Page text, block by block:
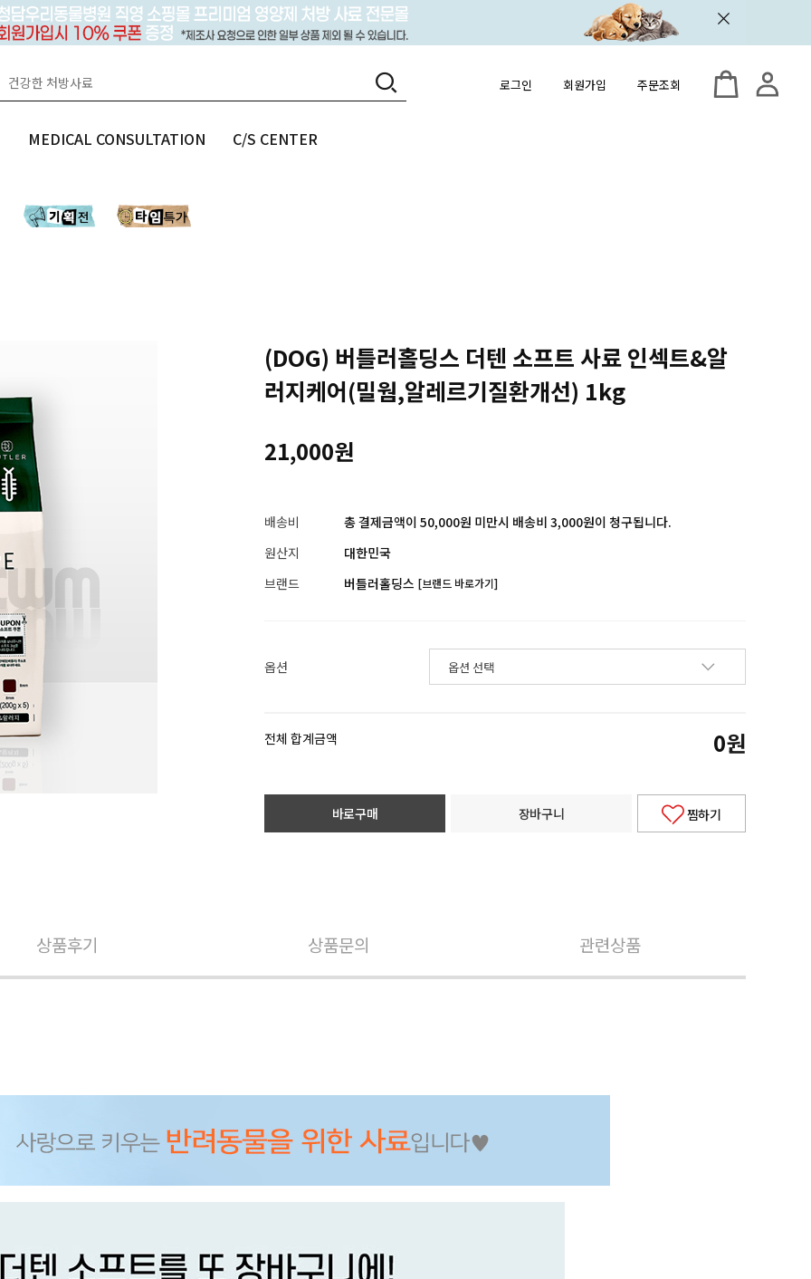
로그인 회원가입 주문조회
MEDICAL CONSULTATION C/S CENTER
(DOG) 버틀러홀딩스 더텐 소프트 사료 인섹트&알
러지케어(밀웜,알레르기질환개선) 1kg
21,000원
배송비
총 결제금액이 50,000원 미만시 배송비 3,000원이 청구됩니다.
원산지
대한민국
브랜드
버틀러홀딩스 [브랜드 바로가기]
옵션
전체 합계금액 0원
바로구매 장바구니 찜하기
상품후기 상품문의 관련상품